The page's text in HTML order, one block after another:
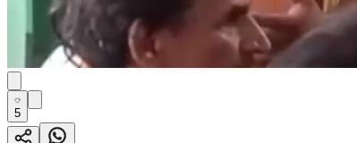
5